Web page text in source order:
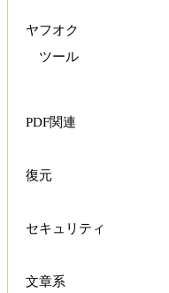
ヤフオク
ツール
PDF関連
復元
セキュリティ
文章系